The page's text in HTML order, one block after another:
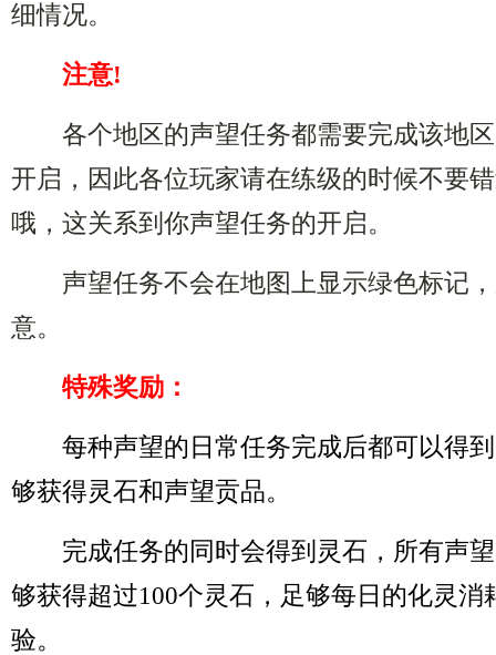
细情况。
注意!
各个地区的声望任务都需要完成该地区
开启，因此各位玩家请在练级的时候不要
哦，这关系到你声望任务的开启。
声望任务不会在地图上显示绿色标记，
意。
特殊奖励：
每种声望的日常任务完成后都可以得到
够获得灵石和声望贡品。
完成任务的同时会得到灵石，所有声望
够获得超过100个灵石，足够每日的化灵消
验。